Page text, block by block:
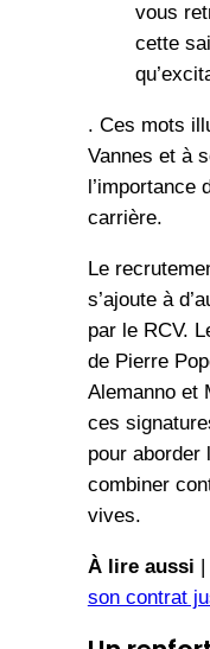
vous
cette
. Ces mots
Vannes et à
l’importance
carrière.
Le
s’ajoute à
par le RCV.
de Pierre
Alemanno et
ces
pour aborder
combiner
vives.
À lire aussi |
son contrat